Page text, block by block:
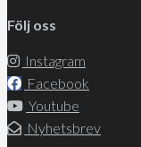
Följ oss
Instagram
Facebook
Youtube
Nyhetsbrev